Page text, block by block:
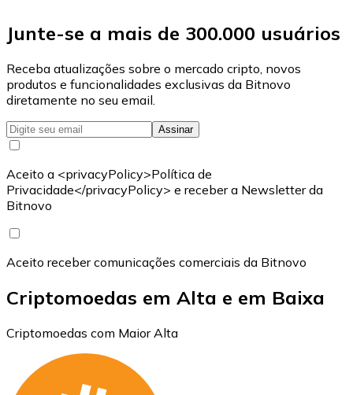
Junte-se a mais de 300.000 usuários
Receba atualizações sobre o mercado cripto, novos
produtos e funcionalidades exclusivas da Bitnovo
diretamente no seu email.
Assinar
Aceito a <privacyPolicy>Política de
Privacidade</privacyPolicy> e receber a Newsletter da
Bitnovo
Aceito receber comunicações comerciais da Bitnovo
Criptomoedas em Alta e em Baixa
Criptomoedas com Maior Alta